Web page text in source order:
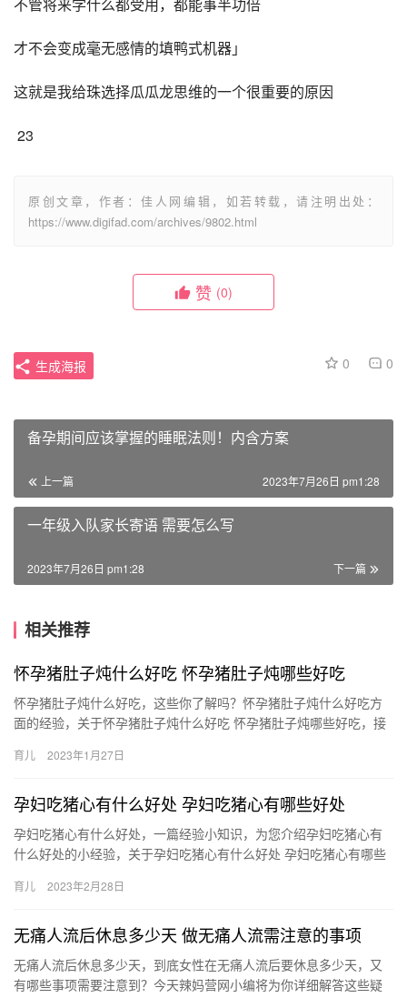
才不会变成毫无感情的填鸭式机器」
这就是我给珠选择瓜瓜龙思维的一个很重要的原因
23
原创文章，作者：佳人网编辑，如若转载，请注明出处：
https://www.digifad.com/archives/9802.html
赞 (0)
0 0
生成海报
备孕期间应该掌握的睡眠法则！内含方案
上一篇 2023年7月26日 pm1:28
一年级入队家长寄语 需要怎么写
下一篇
2023年7月26日 pm1:28
相关推荐
怀孕猪肚子炖什么好吃 怀孕猪肚子炖哪些好吃
怀孕猪肚子炖什么好吃，这些你了解吗？怀孕猪肚子炖什么好吃方
面的经验，关于怀孕猪肚子炖什么好吃 怀孕猪肚子炖哪些好吃，接
怀…
育儿 2023年1月27日
孕妇吃猪心有什么好处 孕妇吃猪心有哪些好处
孕妇吃猪心有什么好处，一篇经验小知识，为您介绍孕妇吃猪心有
什么好处的小经验，关于孕妇吃猪心有什么好处 孕妇吃猪心有哪些
孕…
育儿 2023年2月28日
无痛人流后休息多少天 做无痛人流需注意的事项
无痛人流后休息多少天，到底女性在无痛人流后要休息多少天，又
有哪些事项需要注意到？今天辣妈营网小编将为你详细解答这些疑